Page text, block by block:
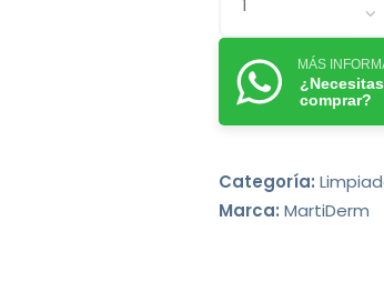
MÁS
comprar?
Categoría:
Marca:MartiDerm